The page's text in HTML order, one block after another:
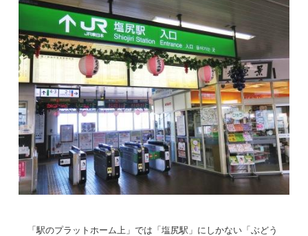
「駅のプラットホーム上」では「塩尻駅」にしかない 「ぶどう